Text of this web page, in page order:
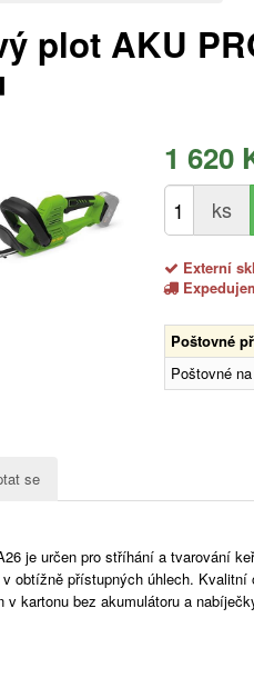
plot AKU
1 620
ks
Externí
Poštovné
Poštovné
se
je určen pro stříhání a tvarování
obtížně přístupných úhlech.
v kartonu bez akumulátoru a